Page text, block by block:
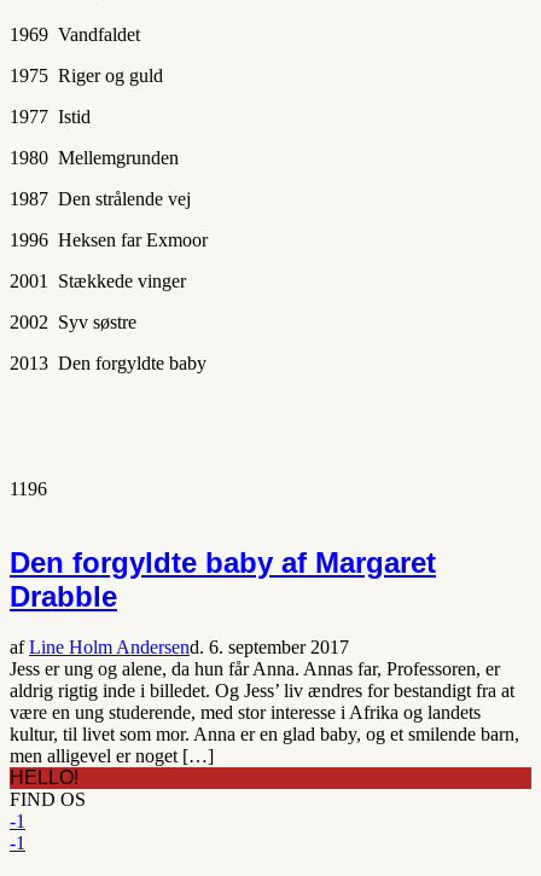
1969 Vandfaldet
1975 Riger og guld
1977 Istid
1980 Mellemgrunden
1987 Den strålende vej
1996 Heksen far Exmoor
2001 Stækkede vinger
2002 Syv søstre
2013 Den forgyldte baby
1196
Den forgyldte baby af Margaret
Drabble
afLine Holm Andersend. 6. september 2017
Jess er ung og alene, da hun får Anna. Annas far, Professoren, er
aldrig rigtig inde i billedet. Og Jess’ liv ændres for bestandigt fra at
være en ung studerende, med stor interesse i Afrika og landets
kultur, til livet som mor. Anna er en glad baby, og et smilende barn,
men alligevel er noget […]
HELLO!
FIND OS
-1
-1